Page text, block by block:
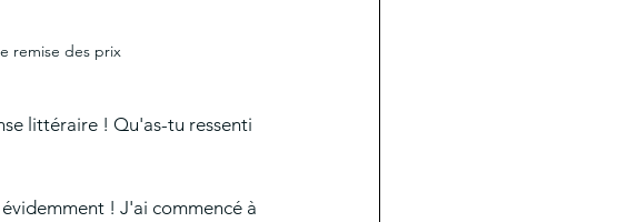
remise des prix
littéraire ! Qu'as-tu ressenti
! J'ai commencé à